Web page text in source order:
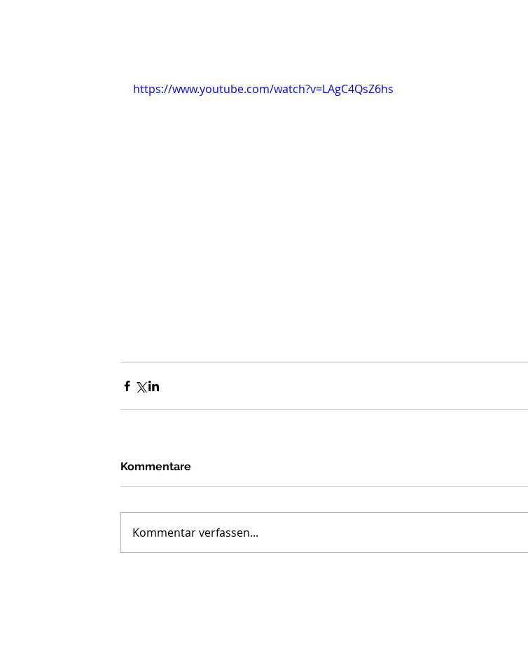
https://www.youtube.com/watch?v=LAgC4QsZ6hs
Kommentare
Kommentar verfassen...